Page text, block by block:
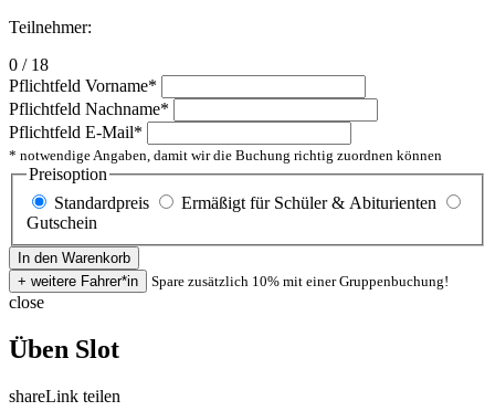
Teilnehmer:
0 / 18
Pflichtfeld Vorname*
Pflichtfeld Nachname*
Pflichtfeld E-Mail*
* notwendige Angaben, damit wir die Buchung richtig zuordnen können
Preisoption
Standardpreis
Ermäßigt für Schüler & Abiturienten
Gutschein
Spare zusätzlich 10% mit einer Gruppenbuchung!
close
Üben Slot
shareLink teilen